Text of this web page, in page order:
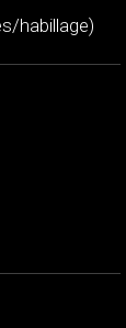
habillage)